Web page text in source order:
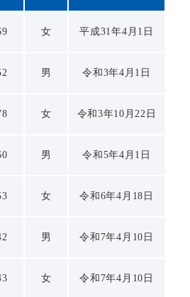
女 平成31年4月1日
男 令和3年4月1日
女 令和3年10月22日
男 令和5年4月1日
女 令和6年4月18日
男 令和7年4月10日
女 令和7年4月10日